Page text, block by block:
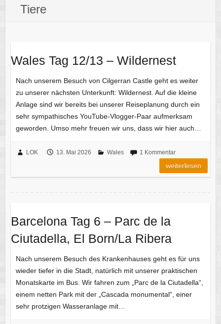
Tiere
Wales Tag 12/13 – Wildernest
Nach unserem Besuch von Cilgerran Castle geht es weiter
zu unserer nächsten Unterkunft: Wildernest. Auf die kleine
Anlage sind wir bereits bei unserer Reiseplanung durch ein
sehr sympathisches YouTube-Vlogger-Paar aufmerksam
geworden. Umso mehr freuen wir uns, dass wir hier auch…
LOK 13. Mai 2026 Wales 1 Kommentar
weiterlesen
Barcelona Tag 6 – Parc de la
Ciutadella, El Born/La Ribera
Nach unserem Besuch des Krankenhauses geht es für uns
wieder tiefer in die Stadt, natürlich mit unserer praktischen
Monatskarte im Bus. Wir fahren zum „Parc de la Ciutadella“,
einem netten Park mit der „Cascada monumental“, einer
sehr protzigen Wasseranlage mit…